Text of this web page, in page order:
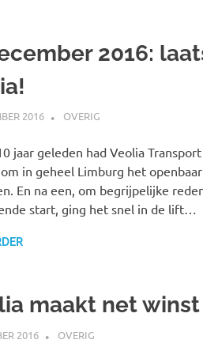
2016:
2016 SPOORZOEKER
OVERIG
jaar geleden had Veolia
in geheel Limburg het
En na een, om begrijpelijke
start, ging het snel in de lift…
maakt net winst
2016 SPOORZOEKER
OVERIG